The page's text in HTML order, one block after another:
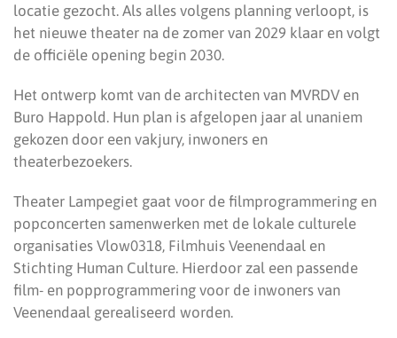
locatie gezocht. Als alles volgens planning verloopt, is
het nieuwe theater na de zomer van 2029 klaar en volgt
de officiële opening begin 2030.
Het ontwerp komt van de architecten van MVRDV en
Buro Happold. Hun plan is afgelopen jaar al unaniem
gekozen door een vakjury, inwoners en
theaterbezoekers.
Theater Lampegiet gaat voor de filmprogrammering en
popconcerten samenwerken met de lokale culturele
organisaties Vlow0318, Filmhuis Veenendaal en
Stichting Human Culture. Hierdoor zal een passende
film- en popprogrammering voor de inwoners van
Veenendaal gerealiseerd worden.